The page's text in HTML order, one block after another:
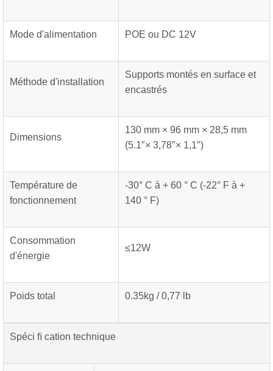
Mode d'alimentation POE ou DC 12V
Méthode d'installation
Supports montés en surface et
encastrés
Dimensions
130 mm × 96 mm × 28,5 mm
(5.1″× 3,78″× 1,1″)
Température de
fonctionnement
-30° C à + 60 ° C (-22° F à +
140 ° F)
Consommation
d'énergie
≤12W
Poids total 0.35kg / 0,77 lb
Spéci ﬁ cation technique